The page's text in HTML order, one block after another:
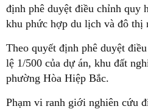
định phê duyệt điều chỉnh quy
khu phức hợp du lịch và đô thị
Theo quyết định phê duyệt
lệ 1/500 của dự án, khu đất
phường Hòa Hiệp Bắc.
Phạm vi ranh giới nghiên cứu